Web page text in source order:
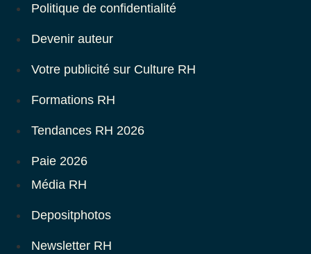
Politique de confidentialité
Devenir auteur
Votre publicité sur Culture RH
Formations RH
Tendances RH 2026
Paie 2026
Média RH
Depositphotos
Newsletter RH